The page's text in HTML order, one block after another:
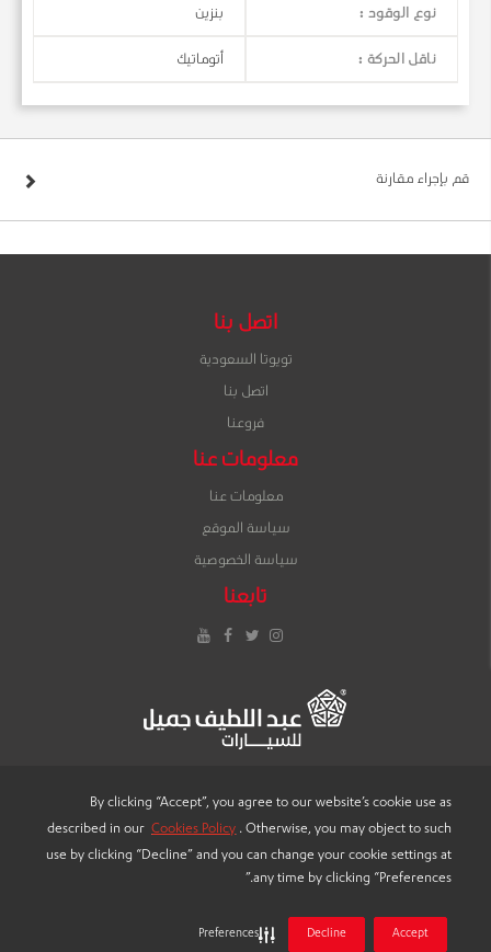
By clicking “Accept”, you agree to our website’s cookie use as
described in our Cookies Policy . Otherwise, you may object to such
use by clicking “Decline” and you can change your cookie settings at
any time by clicking “Preferences.”
Accept
Decline
Preferences
نوع الوقود : بنزين
ناقل الحركة : أتوماتيك
قم بإجراء مقارنة
اتصل بنا
تويوتا السعودية
اتصل بنا
فروعنا
معلومات عنا
معلومات عنا
سياسة الموقع
سياسة الخصوصية
تابعنا
LANGUAGE